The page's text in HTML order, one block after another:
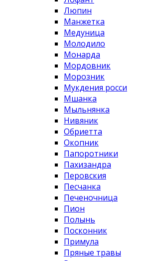
Люпин
Манжетка
Медуница
Молодило
Монарда
Мордовник
Морозник
Мукдения росси
Мшанка
Мыльнянка
Нивяник
Обриетта
Окопник
Папоротники
Пахизандра
Перовския
Песчанка
Печеночница
Пион
Полынь
Посконник
Примула
Пряные травы